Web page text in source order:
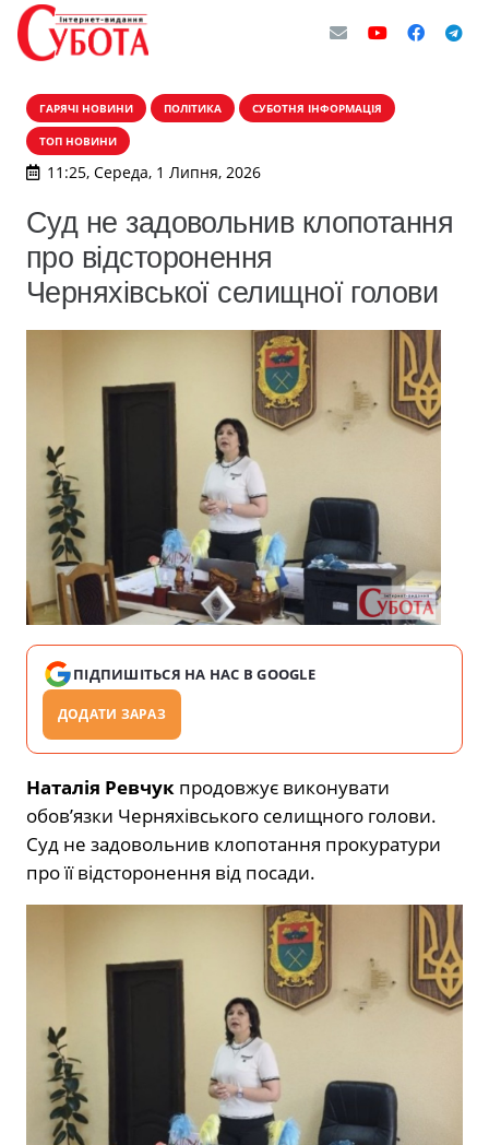
ГАРЯЧІ НОВИНИ ПОЛІТИКА СУБОТНЯ ІНФОРМАЦІЯ
ТОП НОВИНИ
11:25, Середа, 1 Липня, 2026
Суд не задовольнив клопотання
про відсторонення
Черняхівської селищної голови
ПІДПИШІТЬСЯ НА НАС В GOOGLE
ДОДАТИ ЗАРАЗ
Наталія Ревчук продовжує виконувати
обов’язки Черняхівського селищного голови.
Суд не задовольнив клопотання прокуратури
про її відсторонення від посади.